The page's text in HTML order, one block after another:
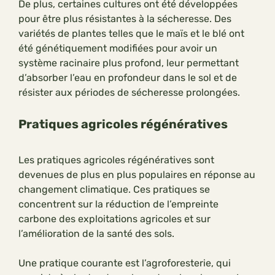
De plus, certaines cultures ont été développées
pour être plus résistantes à la sécheresse. Des
variétés de plantes telles que le maïs et le blé ont
été génétiquement modifiées pour avoir un
système racinaire plus profond, leur permettant
d’absorber l’eau en profondeur dans le sol et de
résister aux périodes de sécheresse prolongées.
Pratiques agricoles régénératives
Les pratiques agricoles régénératives sont
devenues de plus en plus populaires en réponse au
changement climatique. Ces pratiques se
concentrent sur la réduction de l’empreinte
carbone des exploitations agricoles et sur
l’amélioration de la santé des sols.
Une pratique courante est l’agroforesterie, qui